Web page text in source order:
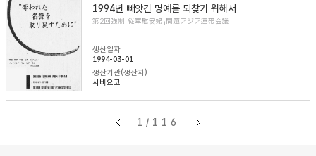
1994년 빼앗긴 명예를 되찾기 위해서
第2回強制「従軍慰安婦」問題アジア連帯会議
생산일자
1994-03-01
생산기관(생산자)
시바요코
1/116